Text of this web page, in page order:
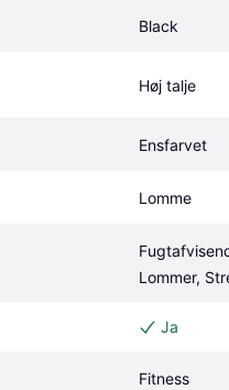
Black
Høj talje
Ensfarvet
Lomme
Lommer,
Ja
Fitness